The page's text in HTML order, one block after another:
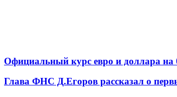
Официальный курс евро и доллара на
Глава ФНС Д.Егоров рассказал о